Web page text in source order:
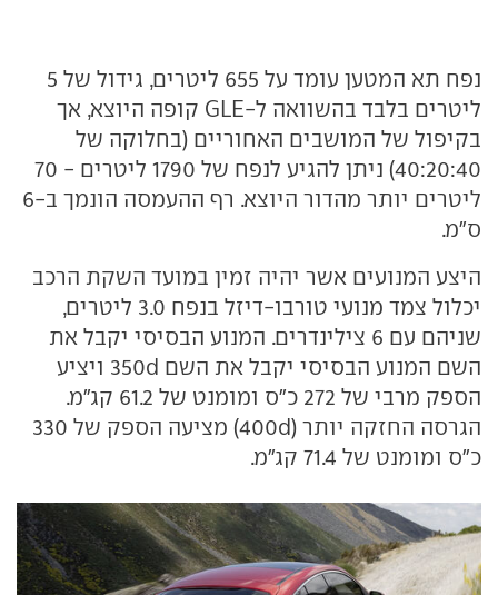
נפח תא המטען עומד על 655 ליטרים, גידול של 5
ליטרים בלבד בהשוואה ל-GLE קופה היוצא, אך
בקיפול של המושבים האחוריים (בחלוקה של
40:20:40) ניתן להגיע לנפח של 1790 ליטרים - 70
ליטרים יותר מהדור היוצא. רף ההעמסה הונמך ב-6
ס"מ.
היצע המנועים אשר יהיה זמין במועד השקת הרכב
יכלול צמד מנועי טורבו-דיזל בנפח 3.0 ליטרים,
שניהם עם 6 צילינדרים. המנוע הבסיסי יקבל את
השם המנוע הבסיסי יקבל את השם 350d ויציע
הספק מרבי של 272 כ"ס ומומנט של 61.2 קג"מ.
הגרסה החזקה יותר (400d) מציעה הספק של 330
כ"ס ומומנט של 71.4 קג"מ.